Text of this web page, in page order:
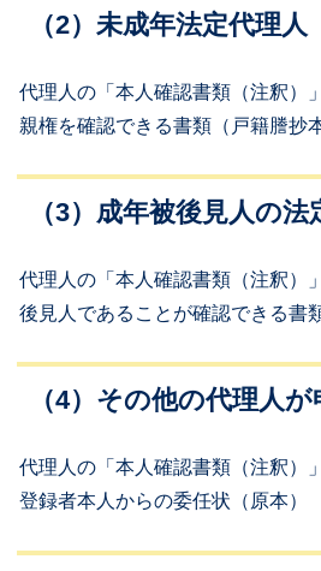
（2）未成年法定代理
代理人の「本人確認書類（注釈）」
親権を確認できる書類（戸籍謄抄
（3）成年被後見人の
代理人の「本人確認書類（注釈）」
後見人であることが確認できる書
（4）その他の代理人
代理人の「本人確認書類（注釈）」
登録者本人からの委任状（原本）